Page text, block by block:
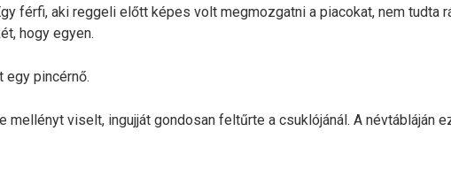
férfi, aki reggeli előtt képes volt megmozgatni a piacokat, nem tudta
hogy egyen.
egy pincérnő.
mellényt viselt, ingujját gondosan feltűrte a csuklójánál. A névtábláján